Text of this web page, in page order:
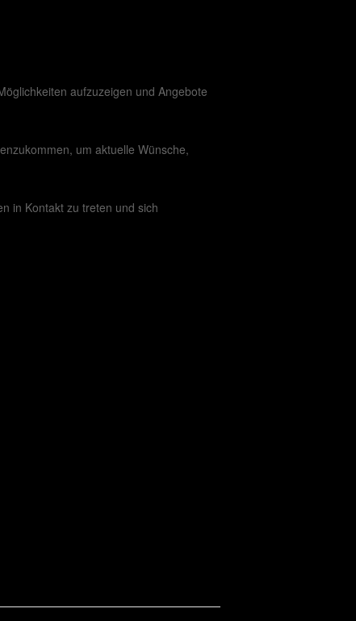
aufzuzeigen und Angebote
um aktuelle Wünsche,
in Kontakt zu treten und sich